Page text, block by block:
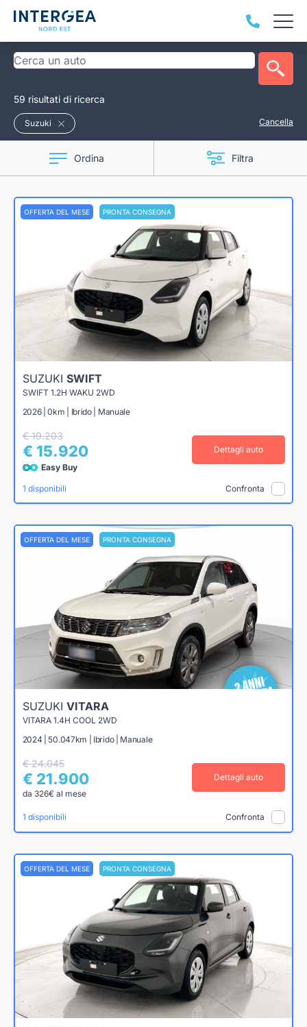
59 risultati di ricerca
Suzuki Cancella
Ordina Filtra
OFFERTA DEL MESE PRONTA CONSEGNA
SUZUKI SWIFT
SWIFT 1.2H WAKU 2WD
2026 | 0km | Ibrido | Manuale
€ 19.203
€ 15.920
Easy Buy
Dettagli auto
1 disponibili Confronta
OFFERTA DEL MESE PRONTA CONSEGNA
SUZUKI VITARA
VITARA 1.4H COOL 2WD
2024 | 50.047km | Ibrido | Manuale
€ 24.045
€ 21.900
da 326€ al mese
Dettagli auto
1 disponibili Confronta
OFFERTA DEL MESE PRONTA CONSEGNA